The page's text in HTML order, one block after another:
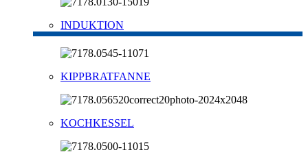
INDUKTION
KIPPBRATFANNE
KOCHKESSEL